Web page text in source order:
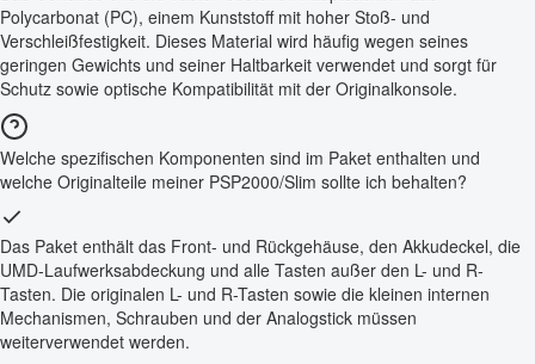
Polycarbonat (PC), einem Kunststoff mit hoher Stoß- und
Verschleißfestigkeit. Dieses Material wird häufig wegen seines
geringen Gewichts und seiner Haltbarkeit verwendet und sorgt für
Schutz sowie optische Kompatibilität mit der Originalkonsole.
Welche spezifischen Komponenten sind im Paket enthalten und
welche Originalteile meiner PSP2000/Slim sollte ich behalten?
Das Paket enthält das Front- und Rückgehäuse, den Akkudeckel, die
UMD-Laufwerksabdeckung und alle Tasten außer den L- und R-
Tasten. Die originalen L- und R-Tasten sowie die kleinen internen
Mechanismen, Schrauben und der Analogstick müssen
weiterverwendet werden.